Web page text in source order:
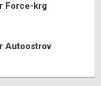
Force-krg
Autoostrov